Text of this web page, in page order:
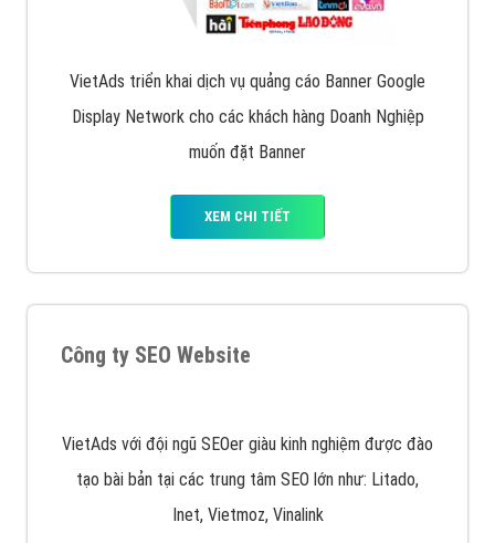
VietAds cùng bạn tìm hiểu về các hình thức
quảng cáo facebook hiện nay.
XEM CHI TIẾT